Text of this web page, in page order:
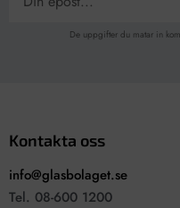
De uppgifter du matar in
Kontakta oss
info@glasbolaget.se
Tel. 08-600 1200